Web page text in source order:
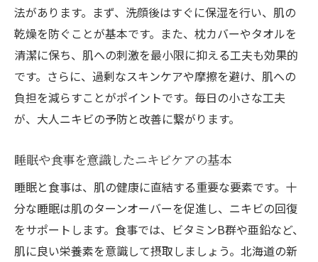
法があります。まず、洗顔後はすぐに保湿を行い、肌の
乾燥を防ぐことが基本です。また、枕カバーやタオルを
清潔に保ち、肌への刺激を最小限に抑える工夫も効果的
です。さらに、過剰なスキンケアや摩擦を避け、肌への
負担を減らすことがポイントです。毎日の小さな工夫
が、大人ニキビの予防と改善に繋がります。
睡眠や食事を意識したニキビケアの基本
睡眠と食事は、肌の健康に直結する重要な要素です。十
分な睡眠は肌のターンオーバーを促進し、ニキビの回復
をサポートします。食事では、ビタミンB群や亜鉛など、
肌に良い栄養素を意識して摂取しましょう。北海道の新